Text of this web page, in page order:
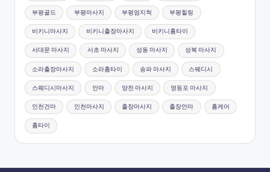
부평골드 부평마사지 부평엄지척 부평힐링
비키니마사지 비키니출장마사지 비키니홈타이
서대문 마사지 서초 마사지 성동 마사지 성북 마사지
소라출장마사지 소라홈타이 송파 마사지 스웨디시
스웨디시마사지 안마 양천 마사지 영등포 마사지
인천건마 인천마사지 출장마사지 출장안마 홈케어
홈타이